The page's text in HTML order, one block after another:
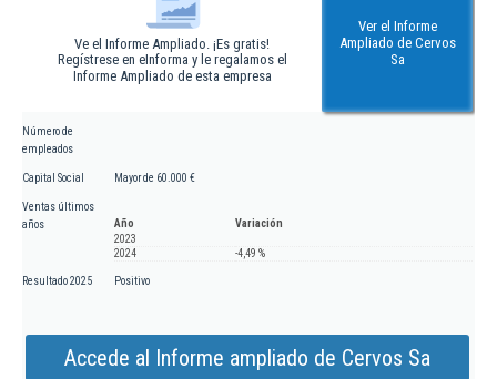
Ve el Informe Ampliado. ¡Es gratis!
Regístrese en eInforma y le regalamos el
Informe Ampliado de esta empresa
Ver el Informe
Ampliado de Cervos
Sa
Número de
empleados
Capital Social Mayor de 60.000 €
Ventas últimos
años
Año
Variación
2023
2024
-4,49 %
Resultado 2025 Positivo
Accede al Informe ampliado de Cervos Sa